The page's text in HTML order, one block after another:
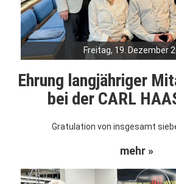
Freitag, 19. Dezember
Ehrung langjähriger
bei der CARL
Gratulation von insgesamt
mehr »